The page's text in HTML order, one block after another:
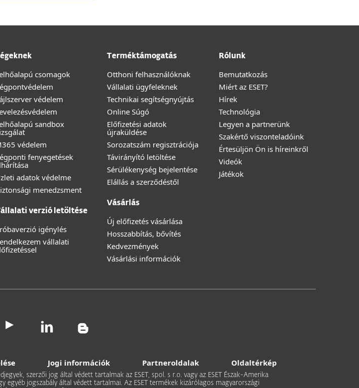
csomagok
védelem
sandbox
védelem
fenyegetések
adatok védelme
menedzsment
verzió letöltése
igénylés
vállalati
Terméktámogatás
Otthoni felhasználóknak
Vállalati ügyfeleknek
Technikai segítségnyújtás
Online Súgó
Előfizetési adatok
újraküldése
Sorozatszám regisztrációja
Távirányító letöltése
Sérülékenység bejelentése
Elállás a szerződéstől
Vásárlás
Új előfizetés vásárlása
Hosszabbítás, bővítés
Kedvezmények
Vásárlási információk
Rólunk
Bemutatkozás
Miért az ESET?
Hírek
Technológia
Legyen a partnerünk
Szakértő viszonteladóink
Értesüljön Ön is híreinkről
Videók
Játékok
Jogi információk Partneroldalak Oldaltérkép
szerzői jog által védett tartalmak az ESET, spol. s r.o. vagy az ESET Észak-Amerika
egyéb jogszabály által védett tartalmai. Az ESET termékek kizárólagos magyarországi